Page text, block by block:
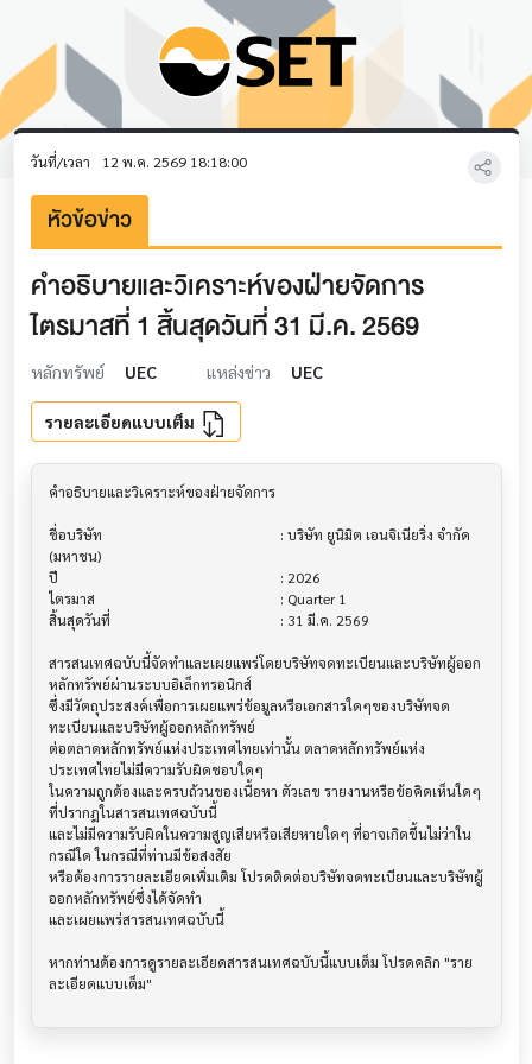
วันที่/เวลา 12 พ.ค. 2569 18:18:00
หัวข้อข่าว
คำอธิบายและวิเคราะห์ของฝ่ายจัดการ
ไตรมาสที่ 1 สิ้นสุดวันที่ 31 มี.ค. 2569
หลักทรัพย์ UEC แหล่งข่าว UEC
รายละเอียดแบบเต็ม
คำอธิบายและวิเคราะห์ของฝ่ายจัดการ
ชื่อบริษัท                               			 : บริษัท ยูนิมิต เอนจิเนียริ่ง จำกัด
(มหาชน)
ปี                                     			 : 2026
ไตรมาส                                			 : Quarter 1
สิ้นสุดวันที่                              			 : 31 มี.ค. 2569
สารสนเทศฉบับนี้จัดทำและเผยแพร่โดยบริษัทจดทะเบียนและบริษัทผู้ออก
หลักทรัพย์ผ่านระบบอิเล็กทรอนิกส์
ซึ่งมีวัตถุประสงค์เพื่อการเผยแพร่ข้อมูลหรือเอกสารใดๆของบริษัทจด
ทะเบียนและบริษัทผู้ออกหลักทรัพย์
ต่อตลาดหลักทรัพย์แห่งประเทศไทยเท่านั้น ตลาดหลักทรัพย์แห่ง
ประเทศไทยไม่มีความรับผิดชอบใดๆ
ในความถูกต้องและครบถ้วนของเนื้อหา ตัวเลข รายงานหรือข้อคิดเห็นใดๆ
ที่ปรากฎในสารสนเทศฉบับนี้
และไม่มีความรับผิดในความสูญเสียหรือเสียหายใดๆ ที่อาจเกิดขึ้นไม่ว่าใน
กรณีใด ในกรณีที่ท่านมีข้อสงสัย
หรือต้องการรายละเอียดเพิ่มเติม โปรดติดต่อบริษัทจดทะเบียนและบริษัทผู้
ออกหลักทรัพย์ซึ่งได้จัดทำ
และเผยแพร่สารสนเทศฉบับนี้
หากท่านต้องการดูรายละเอียดสารสนเทศฉบับนี้แบบเต็ม โปรดคลิก "ราย